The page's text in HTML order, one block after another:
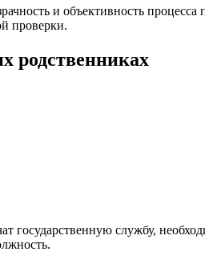
и объективность
проверки.
родственниках
государственную службу,